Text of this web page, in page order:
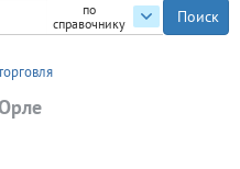
по
справочнику